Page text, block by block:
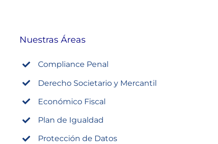
Nuestras Áreas
Compliance Penal
Derecho Societario y Mercantil
Económico Fiscal
Plan de Igualdad
Protección de Datos